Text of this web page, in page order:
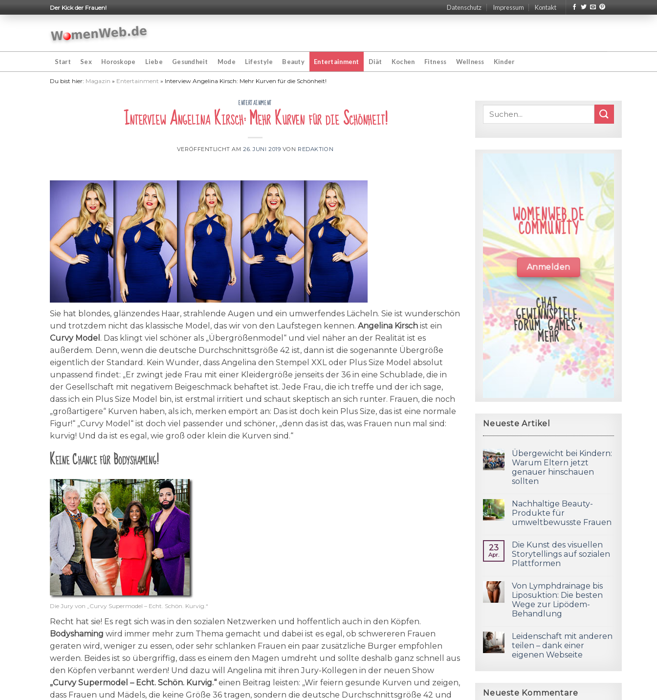
to
Der Kick der Frauen! Datenschutz Impressum Kontakt
Start Sex Horoskope Liebe Gesundheit Mode Lifestyle Beauty Entertainment Diät Kochen Fitness Wellness Kinder
Du bist hier: Magazin » Entertainment » Interview Angelina Kirsch: Mehr Kurven für die Schönheit!
ENTERTAINMENT
Interview Angelina Kirsch: Mehr Kurven für die Schönheit!
VERÖFFENTLICHT AM 26. JUNI 2019 VON REDAKTION
Sie hat blondes, glänzendes Haar, strahlende Augen und ein umwerfendes Lächeln. Sie ist wunderschön
und trotzdem nicht das klassische Model, das wir von den Laufstegen kennen. Angelina Kirsch ist ein
Curvy Model . Das klingt viel schöner als „Übergrößenmodel“ und viel näher an der Realität ist es
außerdem. Denn, wenn die deutsche Durchschnittsgröße 42 ist, dann ist die sogenannte Übergröße
eigentlich der Standard. Kein Wunder, dass Angelina den Stempel XXL oder Plus Size Model absolut
unpassend findet: „Er zwingt jede Frau mit einer Kleidergröße jenseits der 36 in eine Schublade, die in
der Gesellschaft mit negativem Beigeschmack behaftet ist. Jede Frau, die ich treffe und der ich sage,
dass ich ein Plus Size Model bin, ist erstmal irritiert und schaut skeptisch an sich runter. Frauen, die noch
„großartigere“ Kurven haben, als ich, merken empört an: Das ist doch kein Plus Size, das ist eine normale
Figur!“ „Curvy Model“ ist doch viel passender und schöner, „denn das ist das, was Frauen nun mal sind:
kurvig! Und da ist es egal, wie groß oder klein die Kurven sind.“
Keine Chance für Bodyshaming!
Die Jury von „Curvy Supermodel – Echt. Schön. Kurvig.“
Recht hat sie! Es regt sich was in den sozialen Netzwerken und hoffentlich auch in den Köpfen.
Bodyshaming wird immer mehr zum Thema gemacht und dabei ist es egal, ob schwereren Frauen
geraten wird, weniger zu essen, oder sehr schlanken Frauen ein paar zusätzliche Burger empfohlen
werden. Beides ist so übergriffig, dass es einem den Magen umdreht und sollte deshalb ganz schnell aus
den Köpfen verbannt werden! Und dazu will Angelina mit ihren Jury-Kollegen in der neuen Show
„Curvy Supermodel – Echt. Schön. Kurvig.“ einen Beitrag leisten: „Wir feiern gesunde Kurven und zeigen,
dass Frauen und Mädels, die keine Größe 36 tragen, sondern die deutsche Durchschnittsgröße 42 und
WOMENWEB.DE
COMMUNITY
Anmelden
CHAT,
GEWINNSPIELE,
FORUM, GAMES &
MEHR
Neueste Artikel
Übergewicht bei Kindern:
Warum Eltern jetzt
genauer hinschauen
sollten
Nachhaltige Beauty-
Produkte für
umweltbewusste Frauen
23
Apr.
Die Kunst des visuellen
Storytellings auf sozialen
Plattformen
Von Lymphdrainage bis
Liposuktion: Die besten
Wege zur Lipödem-
Behandlung
Leidenschaft mit anderen
teilen – dank einer
eigenen Webseite
Neueste Kommentare